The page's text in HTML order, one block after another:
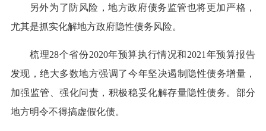
另外为了防风险，地方政府债务监管也将更加严格，
尤其是抓实化解地方政府隐性债务风险。
梳理28个省份2020年预算执行情况和2021年预算报告
发现，绝大多数地方强调了今年坚决遏制隐性债务增量，
加强监管、强化问责，积极稳妥化解存量隐性债务。部分
地方明令不得搞虚假化债。